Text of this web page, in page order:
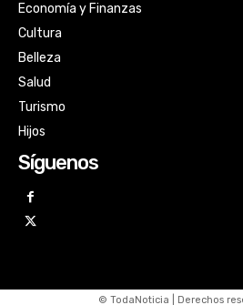
Economía y Finanzas
Cultura
Belleza
Salud
Turismo
Hijos
Síguenos
© TodaNoticia | Derechos